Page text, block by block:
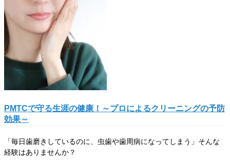
PMTCで守る生涯の健康！～プロによるクリーニングの予防
効果～
「毎日歯磨きしているのに、虫歯や歯周病になってしまう」そんな
経験はありませんか？